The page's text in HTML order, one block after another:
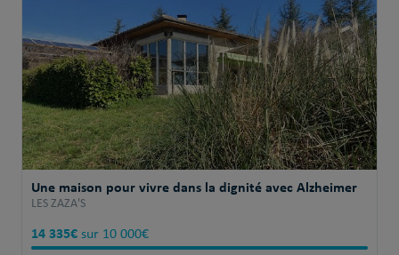
Une maison pour vivre dans la dignité avec Alzheimer
LES ZAZA'S
14 335€sur 10 000€